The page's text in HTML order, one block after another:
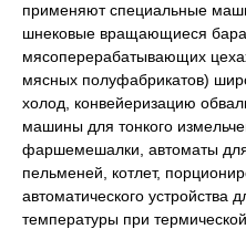
применяют специальные
шнековые вращающиеся
мясоперерабатывающих
мясных полуфабрикатов)
холод, конвейеризацию
машины для тонкого
фаршемешалки, автоматы для
пельменей, котлет,
автоматического устройства
температуры при